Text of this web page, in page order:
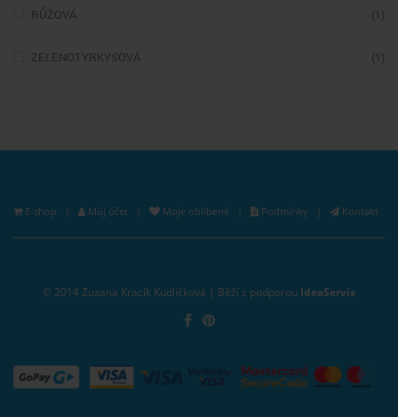
RŮŽOVÁ (1)
ZELENOTYRKYSOVÁ (1)
E-shop Můj účet Moje oblíbené Podmínky Kontakt
© 2014 Zuzana Kracík Kudličková | Běží s podporou IdeaServis